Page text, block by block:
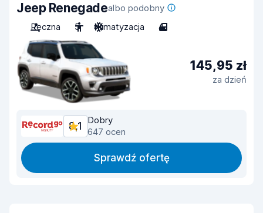
Jeep Renegadealbo podobny
Ręczna
5 Klimatyzacja 4
145,95 zł
za dzień
8,1
Dobry
647 ocen
Sprawdź ofertę